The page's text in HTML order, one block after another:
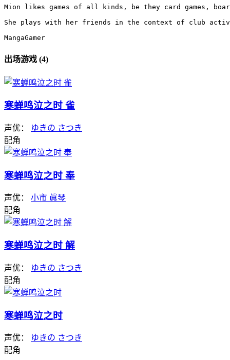
Mion likes games of all kinds, be they card games,
She plays with her friends in the context of club
MangaGamer
出场游戏 (4)
寒蝉鸣泣之时 雀
声优：
ゆきの さつき
配角
寒蝉鸣泣之时 奉
声优： 小市 眞琴
配角
寒蝉鸣泣之时 解
声优：
ゆきの さつき
配角
寒蝉鸣泣之时
声优：
ゆきの さつき
配角